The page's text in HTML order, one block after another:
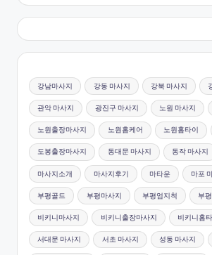
강남마사지 강동 마사지 강북 마사지
관악 마사지 광진구 마사지 노원 마사지
노원출장마사지 노원홈케어 노원홈타이
도봉출장마사지 동대문 마사지 동작 마사지
마사지소개 마사지후기 마타운 마포
부평골드 부평마사지 부평엄지척 부
비키니마사지 비키니출장마사지 비키니홈
서대문 마사지 서초 마사지 성동 마사지